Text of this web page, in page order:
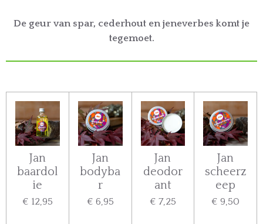
De geur van spar, cederhout en jeneverbes komt je
tegemoet.
Jan
baardol
ie
€ 12,95
Jan
bodyba
r
€ 6,95
Jan
deodor
ant
€ 7,25
Jan
scheerz
eep
€ 9,50